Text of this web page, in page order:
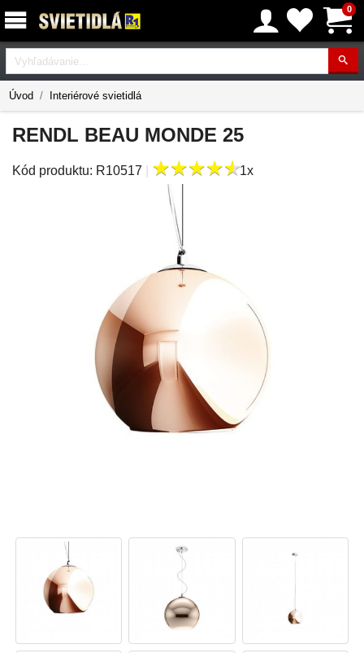
0
Vyhľadávanie
Úvod Interiérové svietidlá
RENDL BEAU MONDE 25
Kód produktu: R10517 ★★★★★
★★★★★1x